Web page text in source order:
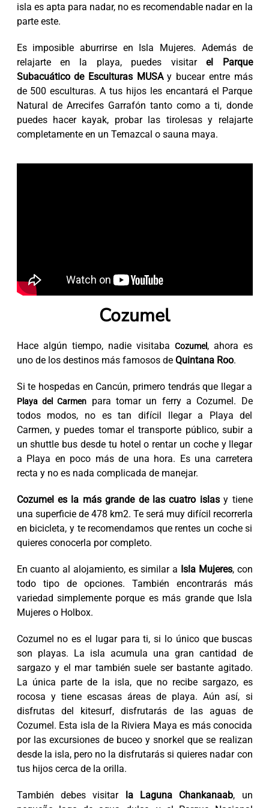
isla es apta para nadar, no es recomendable nadar en la
parte este.
Es imposible aburrirse en Isla Mujeres. Además de
relajarte en la playa, puedes visitarel Parque
Subacuático de Esculturas MUSAy bucear entre más
de 500 esculturas. A tus hijos les encantará el Parque
Natural de Arrecifes Garrafón tanto como a ti, donde
puedes hacer kayak, probar las tirolesas y relajarte
completamente en un Temazcal o sauna maya.
Cozumel
Hace algún tiempo, nadie visitaba Cozumel, ahora es
uno de los destinos más famosos de Quintana Roo.
Si te hospedas en Cancún, primero tendrás que llegar a
Playa del Carmen
para tomar un ferry a Cozumel. De
todos modos, no es tan difícil llegar a Playa del
Carmen, y puedes tomar el transporte público, subir a
un shuttle bus desde tu hotel o rentar un coche y llegar
a Playa en poco más de una hora. Es una carretera
recta y no es nada complicada de manejar.
Cozumel es la más grande de las cuatro islasy tiene
una superficie de 478 km2. Te será muy difícil recorrerla
en bicicleta, y te recomendamos que rentes un coche si
quieres conocerla por completo.
En cuanto al alojamiento, es similar a Isla Mujeres, con
todo tipo de opciones. También encontrarás más
variedad simplemente porque es más grande que Isla
Mujeres o Holbox.
Cozumel no es el lugar para ti, si lo único que buscas
son playas. La isla acumula una gran cantidad de
sargazo y el mar también suele ser bastante agitado.
La única parte de la isla, que no recibe sargazo, es
rocosa y tiene escasas áreas de playa. Aún así, si
disfrutas del kitesurf, disfrutarás de las aguas de
Cozumel. Esta isla de la Riviera Maya es más conocida
por las excursiones de buceo y snorkel que se realizan
desde la isla, pero no la disfrutarás si quieres nadar con
tus hijos cerca de la orilla.
También debes visitar la Laguna Chankanaab, un